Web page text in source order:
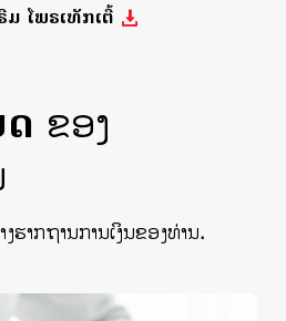
ໂພຣເທັກເຕີ້
ຂອງ
າກຖານການເງິນຂອງທ່ານ.